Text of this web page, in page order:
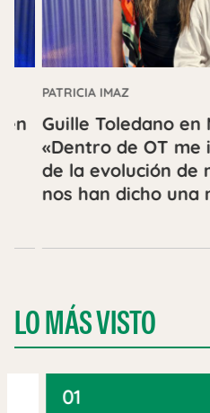
en
PATRICIA IMAZ
Guille Toledano en
«Dentro de OT
de la evolución de
nos han dicho una
LO MÁS VISTO
01